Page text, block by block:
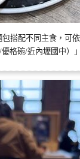
包搭配不同主食，可
格碗/近內壢國中）」